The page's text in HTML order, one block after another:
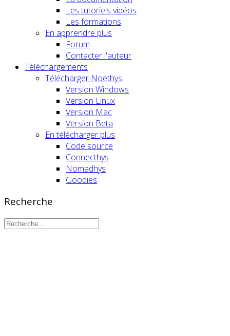
Les tutoriels vidéos
Les formations
En apprendre plus
Forum
Contacter l'auteur
Téléchargements
Télécharger Noethys
Version Windows
Version Linux
Version Mac
Version Beta
En télécharger plus
Code source
Connecthys
Nomadhys
Goodies
Recherche